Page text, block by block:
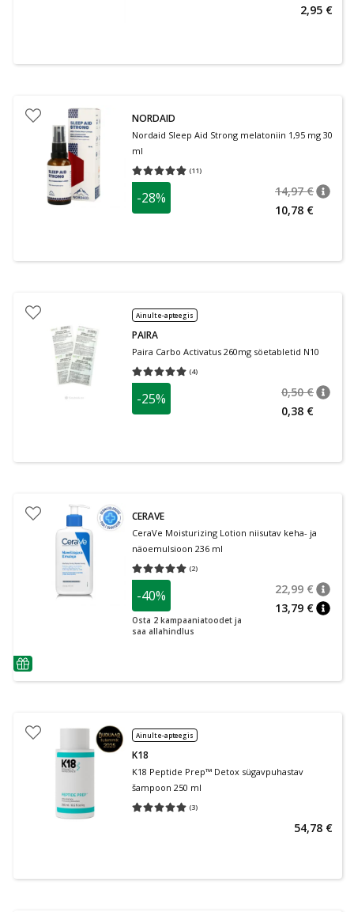
2,95 €
NORDAID
Nordaid Sleep Aid Strong melatoniin 1,95 mg 30
ml
(11)
Keskmine hinnang 4.82
-28% 14,97 €
10,78 €
Ainult e-apteegis
PAIRA
Paira Carbo Activatus 260mg söetabletid N10
(4)
Keskmine hinnang 5.00
-25% 0,50 €
0,38 €
nõuanne
CERAVE
CeraVe Moisturizing Lotion niisutav keha- ja
näoemulsioon 236 ml
(2)
Keskmine hinnang 5.00
-40%
Osta 2 kampaaniatoodet ja
saa allahindlus
22,99 €
13,79 €
Ainult e-apteegis
K18
K18 Peptide Prep™ Detox sügavpuhastav
šampoon 250 ml
(3)
Keskmine hinnang 5.00
54,78 €